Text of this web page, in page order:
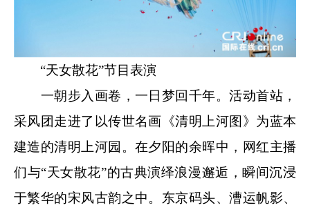
“天女散花”节目表演
一朝步入画卷，一日梦回千年。活动首站，
采风团走进了以传世名画《清明上河图》为蓝本
建造的清明上河园。在夕阳的余晖中，网红主播
们与“天女散花”的古典演绎浪漫邂逅，瞬间沉浸
于繁华的宋风古韵之中。东京码头、漕运帆影、